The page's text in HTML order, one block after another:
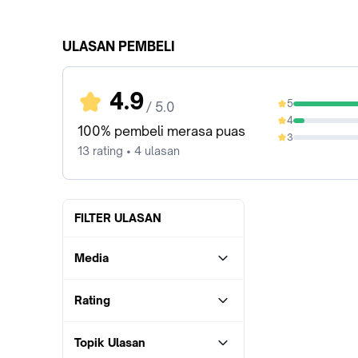
ULASAN PEMBELI
4.9 / 5.0
100% pembeli merasa puas
13 rating • 4 ulasan
5
92.31%
4
7.69%
3
0%
FILTER ULASAN
Media
Rating
Topik Ulasan